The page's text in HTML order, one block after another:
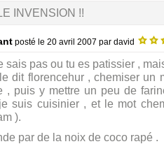
INVENSION !!
posté le 20 avril 2007 par david
sais pas ou tu es patissier ,
dit florencehur , chemiser un
, puis y mettre un peu de
suis cuisinier , et le mot
).
par de la noix de coco rapé .